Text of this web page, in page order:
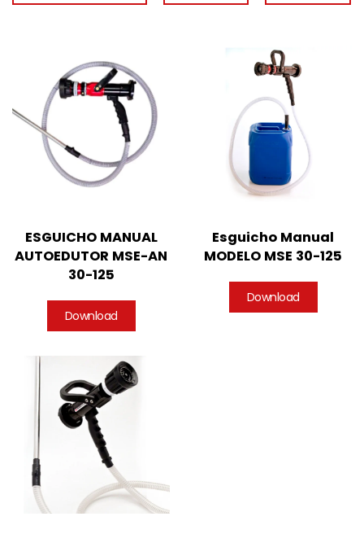
ESGUICHO MANUAL
AUTOEDUTOR MSE-AN
30-125
Download
Esguicho Manual
MODELO MSE 30-125
Download